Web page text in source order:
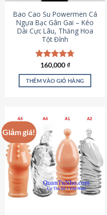
chọn
trên
trang
sản
phẩm
Bao Cao Su Powermen Cá
Ngựa Bạc Gân Gai – Kéo
Dài Cực Lâu, Thăng Hoa
Tột Đỉnh
Được xếp
hạng4.73
5 sao
160,000₫
THÊM VÀO GIỎ HÀNG
Giảm giá!